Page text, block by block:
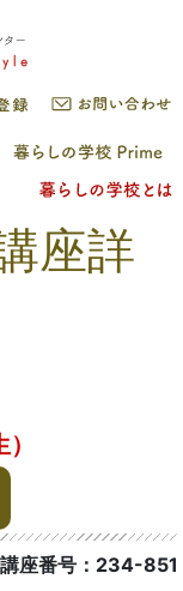
座詳
講座番号：234-851